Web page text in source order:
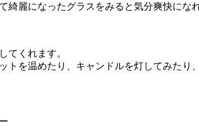
麗になったグラスをみると気分爽快になれ
てくれます。
を温めたり、キャンドルを灯してみたり、